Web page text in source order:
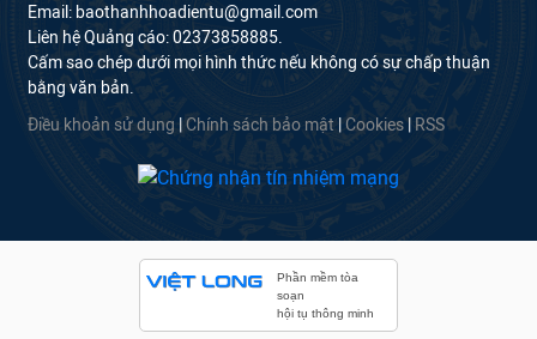
Email: baothanhhoadientu@gmail.com
Liên hệ Quảng cáo: 02373858885.
Cấm sao chép dưới mọi hình thức nếu không có sự chấp thuận
bằng văn bản.
Điều khoản sử dụng Chính sách bảo mật Cookies RSS
Phần mềm tòa
soạn
hội tụ thông minh